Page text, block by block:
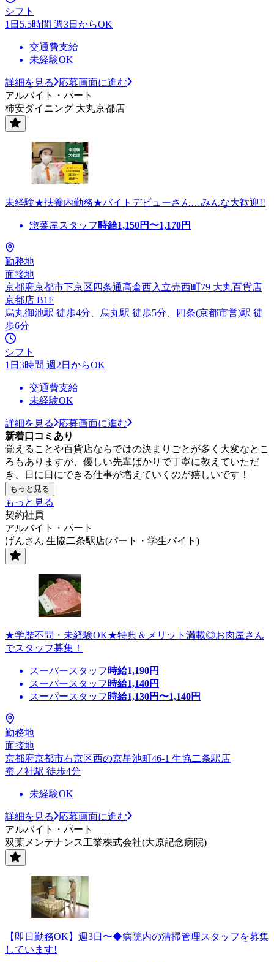
シフト
1日5.5時間 週3日からOK
交通費支給
未経験OK
詳細を見る
応募画面に進む
アルバイト・パート
柿安ダイニング 大丸京都店
未経験★扶養内勤務★バイトデビューさん…みんな大歓迎!!
惣菜屋スタッフ 時給1,150円〜1,170円
勤務地
面接地
京都府京都市下京区四条通高倉西入立売西町79 大丸百貨店
京都店 B1F
烏丸御池駅 徒歩4分、烏丸駅 徒歩5分、四条(京都市営)駅 徒
歩6分
シフト
1日3時間 週2日からOK
交通費支給
未経験OK
詳細を見る
応募画面に進む
新着口コミあり
覚えることや百貨店ならではの決まりごとが多く大変なとこ
ろもありますが、優しい先輩ばかりで丁寧に教えていただ
き、日に日にできる仕事が増えていくのが嬉しいです！
もっと見る
もっと見る
契約社員
アルバイト・パート
げんさん 生協二条駅店(パート・学生バイト)
★学歴不問・未経験OK★特典＆メリット満載◎お肉屋さん
でスタッフ募集！
スーパースタッフ 時給1,190円
スーパースタッフ 時給1,140円
スーパースタッフ 時給1,130円〜1,140円
勤務地
面接地
京都府京都市右京区西の京星池町46-1 生協二条駅店
蚕ノ社駅 徒歩4分
未経験OK
詳細を見る
応募画面に進む
アルバイト・パート
双葉メンテナンス工業株式会社(大原記念病院)
【即日勤務OK】週3日〜◆病院内の清掃管理スタッフを募集
しています!